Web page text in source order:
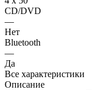
CD/DVD
—
Нет
Bluetooth
—
Да
Все характеристики
Описание